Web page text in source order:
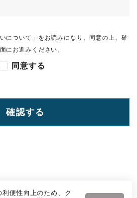
・利用する目的は，以下のとおり
い合わせに回答するため（本人確
について」をお読みになり、同意の上、確
にお進みください。
同意する
便性向上のため、ク